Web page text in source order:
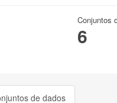
Conjuntos
6
de dados